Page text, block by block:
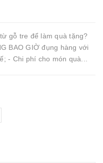
gỗ tre để làm quà tặng?
BAO GIỜ đụng hàng với
- Chi phí cho món quà...